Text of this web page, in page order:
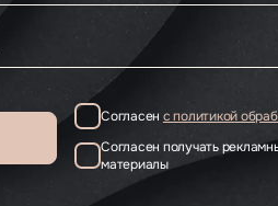
Согласен с политикой
Согласен получать
материалы